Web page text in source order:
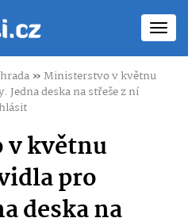
»Ministerstvo v květnu
Jedna deska na střeše z ní
květnu
pro